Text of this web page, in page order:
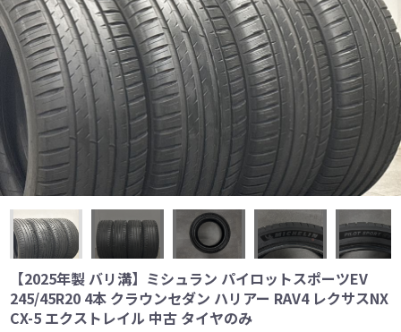
【2025年製 バリ溝】ミシュラン パイロットスポーツEV
245/45R20 4本 クラウンセダン ハリアー RAV4 レクサスNX
CX-5 エクストレイル 中古 タイヤのみ